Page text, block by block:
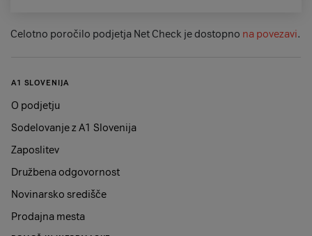
Celotno poročilo podjetja Net Check je dostopno na povezavi.
A1 SLOVENIJA
O podjetju
Sodelovanje z A1 Slovenija
Zaposlitev
Družbena odgovornost
Novinarsko središče
Prodajna mesta